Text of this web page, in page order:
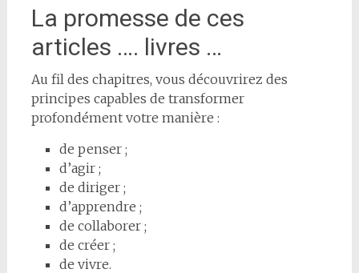
La promesse de ces
articles …. livres …
Au fil des chapitres, vous découvrirez des
principes capables de transformer
profondément votre manière :
de penser ;
d’agir ;
de diriger ;
d’apprendre ;
de collaborer ;
de créer ;
de vivre.